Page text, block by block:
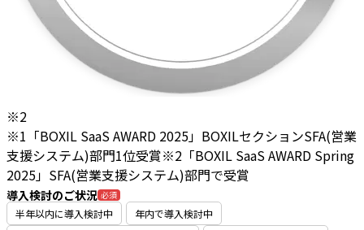
※2
※1「BOXIL SaaS AWARD 2025」BOXILセクションSFA(営業
支援システム)部門1位受賞※2「BOXIL SaaS AWARD Spring
2025」SFA(営業支援システム)部門で受賞
導入検討のご状況 必須
半年以内に導入検討中
年内で導入検討中